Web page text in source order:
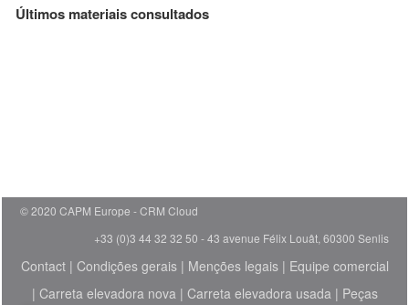
Últimos materiais consultados
© 2020 CAPM Europe
CRM Cloud
+33 (0)3 44 32 32 50 - 43 avenue Félix Louât, 60300 Senlis
Contact| Condições gerais| Menções legais| Equipe comercial
| Carreta elevadora nova| Carreta elevadora usada| Peças